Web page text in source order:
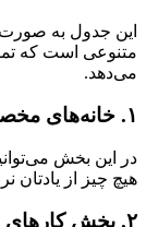
این جدول به
متنوعی است که
می‌دهد.
۱. خانه‌های مخصوص کارهای روزانه
در این بخش
هیچ چیز از یادتان
۲. بخش کارهای هفتگی